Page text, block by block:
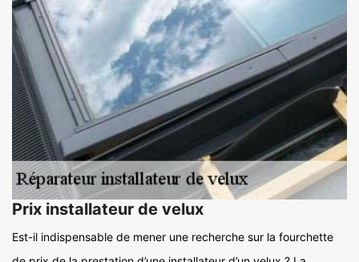
Prix installateur de velux
Est-il indispensable de mener une recherche sur la fourchette